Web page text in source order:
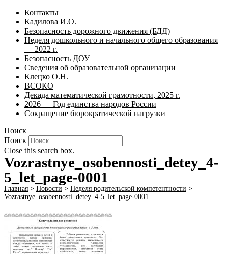
Контакты
Кадилова И.О.
Безопасность дорожного движения (БДД)
Неделя дошкольного и начального общего образования
— 2022 г.
Безопасность ДОУ
Сведения об образовательной организации
Клецко О.Н.
ВСОКО
Декада математической грамотности, 2025 г.
2026 — Год единства народов России
Сокращение бюрократической нагрузки
Поиск
Поиск
Close this search box.
Vozrastnye_osobennosti_detey_4-
5_let_page-0001
Главная > Новости > Неделя родительской компетентности >
Vozrastnye_osobennosti_detey_4-5_let_page-0001